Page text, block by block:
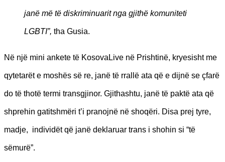
janë më të diskriminuarit nga gjithë komuniteti
LGBTI”, tha Gusia.
Në një mini ankete të KosovaLive në Prishtinë, kryesisht me
qytetarët e moshës së re, janë të rrallë ata që e dijnë se çfarë
do të thotë termi transgjinor. Gjithashtu, janë të paktë ata që
shprehin gatitshmëri t’i pranojnë në shoqëri. Disa prej tyre,
madje, individët që janë deklaruar trans i shohin si “të
sëmurë”.